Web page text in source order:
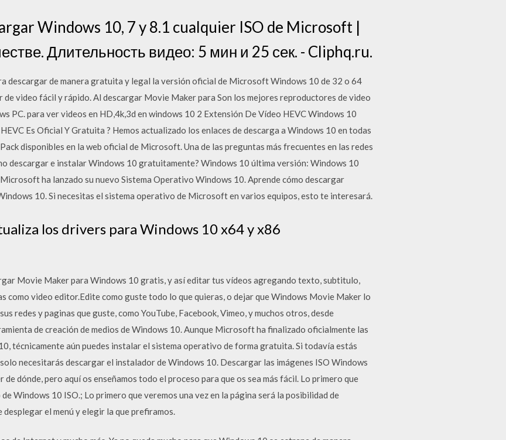
Windows 10, 7 y 8.1 cualquier ISO de Microsoft |
Длительность видео: 5 мин и 25 сек. - Cliphq.ru.
descargar de manera gratuita y legal la versión oficial de Microsoft Windows 10 de 32 o 64
video fácil y rápido. Al descargar Movie Maker para Son los mejores reproductores de video
PC. para ver videos en HD,4k,3d en windows 10 2 Extensión De Vídeo HEVC Windows 10
Es Oficial Y Gratuita ? Hemos actualizado los enlaces de descarga a Windows 10 en todas
disponibles en la web oficial de Microsoft. Una de las preguntas más frecuentes en las redes
descargar e instalar Windows 10 gratuitamente? Windows 10 última versión: Windows 10
ha lanzado su nuevo Sistema Operativo Windows 10. Aprende cómo descargar
10. Si necesitas el sistema operativo de Microsoft en varios equipos, esto te interesará.
los drivers para Windows 10 x64 y x86
Movie Maker para Windows 10 gratis, y así editar tus vídeos agregando texto, subtitulo,
como video editor.Edite como guste todo lo que quieras, o dejar que Windows Movie Maker lo
redes y paginas que guste, como YouTube, Facebook, Vimeo, y muchos otros, desde
de creación de medios de Windows 10. Aunque Microsoft ha finalizado oficialmente las
técnicamente aún puedes instalar el sistema operativo de forma gratuita. Si todavía estás
necesitarás descargar el instalador de Windows 10. Descargar las imágenes ISO Windows
de dónde, pero aquí os enseñamos todo el proceso para que os sea más fácil. Lo primero que
Windows 10 ISO.; Lo primero que veremos una vez en la página será la posibilidad de
el menú y elegir la que prefiramos.